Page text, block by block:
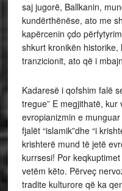
saj jugorë, Ballkanin,
kundërthënëse, ato me
kapërcenin çdo
shkurt kronikën
tranzicionit, ato që i
Kadaresë i qofshim falë
tregue” E megjithatë,
evropianizmin e
fjalët “islamik”dhe “i
krishterë mund të jetë
kurrsesi! Por
vetëm këto. Përveç
tradite kulturore që ka